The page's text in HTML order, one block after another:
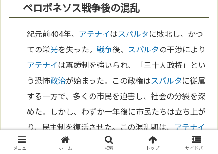
ペロポネソス戦争後の混乱
紀元前404年、 アテナイはスパルタに敗北し、かつ
ての栄光を失った。戦争後、 スパルタの干渉により
アテナイは寡頭制を強いられ、「三十人政権」とい
う恐怖政治が始まった。この政権はスパルタに従属
する一方で、多くの市民を迫害し、社会の分裂を深
めた。しかし、わずか一年後に市民たちは立ち上が
り、民主制を復活させた。この混乱期は、アテナイ
象徴 であり、市民の団結と希望
の力が再び
メニュー ホーム 検索 トップ サイドバー